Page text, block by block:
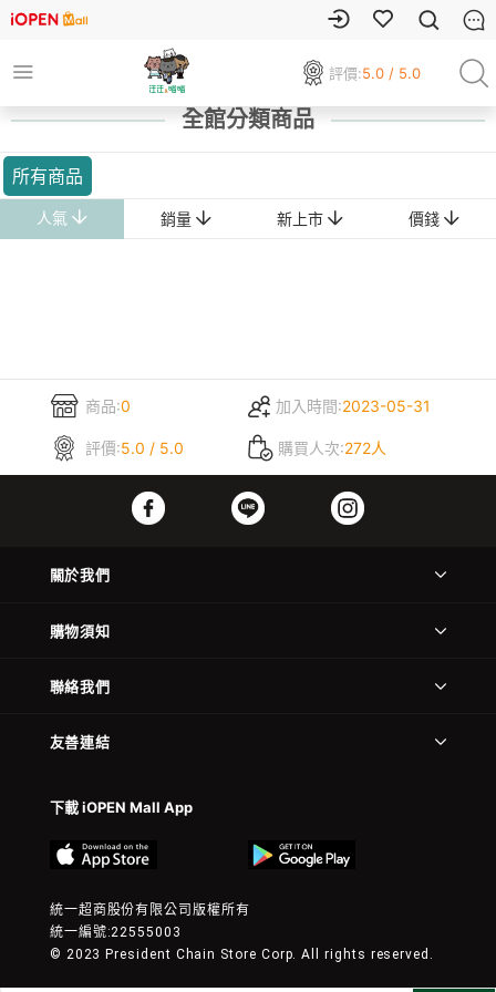
評價:5.0 / 5.0
全館分類商品
所有商品
人氣 銷量 新上市 價錢
商品:0 加入時間:2023-05-31
評價:5.0 / 5.0 購買人次:272人
關於我們
購物須知
聯絡我們
友善連結
下載 iOPEN Mall App
統一超商股份有限公司版權所有
統一編號:22555003
© 2023 President Chain Store Corp. All rights reserved.